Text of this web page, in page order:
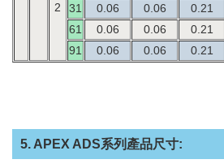
2
31
0.06 0.06 0.21
61
0.06 0.06 0.21
91
0.06 0.06 0.21
5. APEX ADS系列產品尺寸: